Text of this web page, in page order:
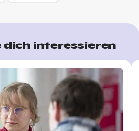
dich interessieren